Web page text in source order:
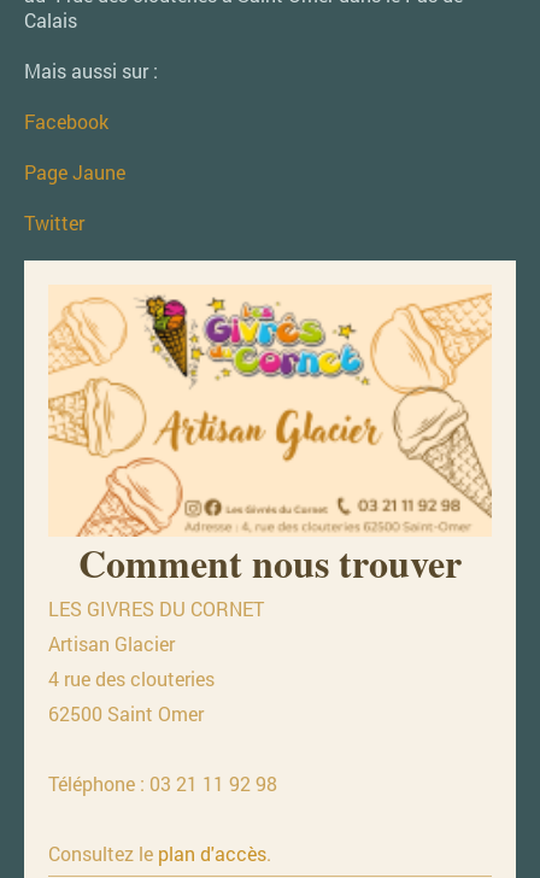
Calais
Mais aussi sur :
Facebook
Page Jaune
Twitter
Comment nous trouver
LES GIVRES DU CORNET
Artisan Glacier
4 rue des clouteries
62500 Saint Omer
Téléphone : 03 21 11 92 98
Consultez le plan d'accès.